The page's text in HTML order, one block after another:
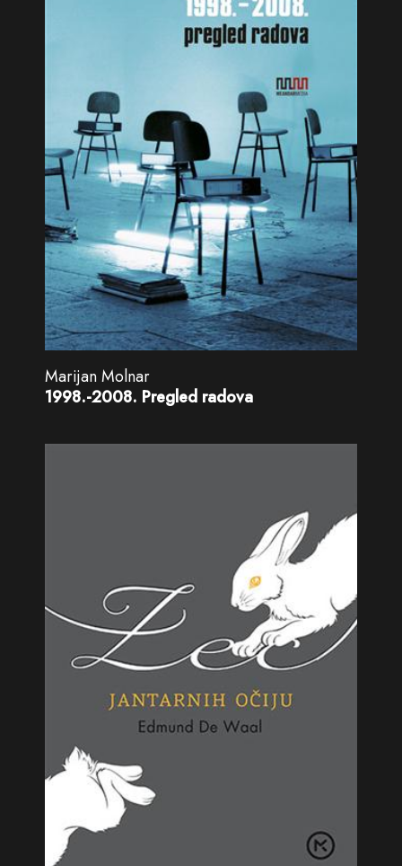
Marijan Molnar
1998.-2008. Pregled radova